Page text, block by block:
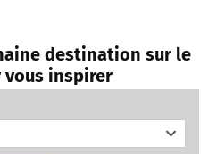
destination sur le
vous inspirer